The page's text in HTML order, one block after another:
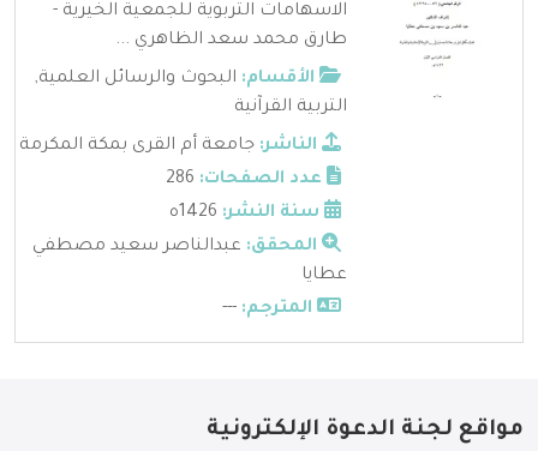
الاسهامات التربوية للجمعية الخيرية -
طارق محمد سعد الظاهري ...
الأقسام: البحوث والرسائل العلمية,
التربية القرآنية
الناشر: جامعة أم القرى بمكة المكرمة
عدد الصفحات:
سنة النشر:
المحقق: عبدالناصر سعيد مصطفي
عطايا
المترجم: ---
مواقع لجنة الدعوة الإلكترونية